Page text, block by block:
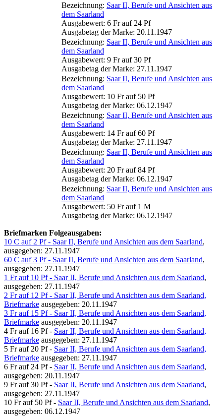
Bezeichnung: Saar II, Berufe und Ansichten aus
dem Saarland
Ausgabewert: 6 Fr auf 24 Pf
Ausgabetag der Marke: 20.11.1947
Bezeichnung: Saar II, Berufe und Ansichten aus
dem Saarland
Ausgabewert: 9 Fr auf 30 Pf
Ausgabetag der Marke: 27.11.1947
Bezeichnung: Saar II, Berufe und Ansichten aus
dem Saarland
Ausgabewert: 10 Fr auf 50 Pf
Ausgabetag der Marke: 06.12.1947
Bezeichnung: Saar II, Berufe und Ansichten aus
dem Saarland
Ausgabewert: 14 Fr auf 60 Pf
Ausgabetag der Marke: 27.11.1947
Bezeichnung: Saar II, Berufe und Ansichten aus
dem Saarland
Ausgabewert: 20 Fr auf 84 Pf
Ausgabetag der Marke: 06.12.1947
Bezeichnung: Saar II, Berufe und Ansichten aus
dem Saarland
Ausgabewert: 50 Fr auf 1 M
Ausgabetag der Marke: 06.12.1947
Briefmarken Folgeausgaben:
10 C auf 2 Pf - Saar II, Berufe und Ansichten aus dem Saarland,
ausgegeben: 27.11.1947
60 C auf 3 Pf - Saar II, Berufe und Ansichten aus dem Saarland,
ausgegeben: 27.11.1947
1 Fr auf 10 Pf - Saar II, Berufe und Ansichten aus dem Saarland,
ausgegeben: 27.11.1947
2 Fr auf 12 Pf - Saar II, Berufe und Ansichten aus dem Saarland,
Briefmarke ausgegeben: 20.11.1947
3 Fr auf 15 Pf - Saar II, Berufe und Ansichten aus dem Saarland,
Briefmarke ausgegeben: 20.11.1947
4 Fr auf 16 Pf - Saar II, Berufe und Ansichten aus dem Saarland,
Briefmarke ausgegeben: 27.11.1947
5 Fr auf 20 Pf - Saar II, Berufe und Ansichten aus dem Saarland,
Briefmarke ausgegeben: 27.11.1947
6 Fr auf 24 Pf - Saar II, Berufe und Ansichten aus dem Saarland,
ausgegeben: 20.11.1947
9 Fr auf 30 Pf - Saar II, Berufe und Ansichten aus dem Saarland,
ausgegeben: 27.11.1947
10 Fr auf 50 Pf - Saar II, Berufe und Ansichten aus dem Saarland,
ausgegeben: 06.12.1947